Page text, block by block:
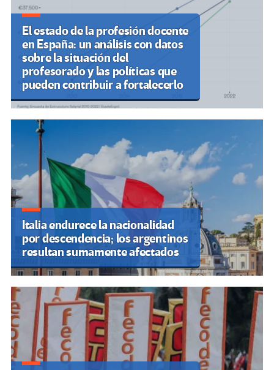
El estado de la profesión docente
en España: un análisis con datos
sobre la situación del
profesorado y las políticas que
pueden contribuir a fortalecerlo
Italia endurece la nacionalidad
por descendencia; los argentinos
resultan sumamente afectados